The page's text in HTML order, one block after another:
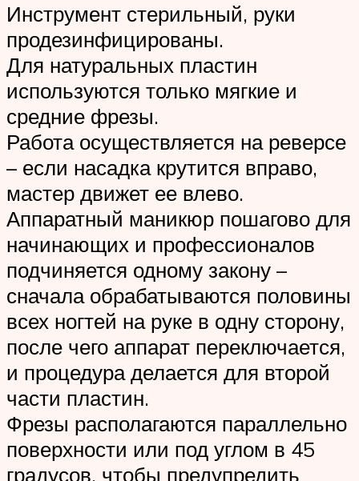
Инструмент стерильный, руки
продезинфицированы.
Для натуральных пластин
используются только мягкие и
средние фрезы.
Работа осуществляется на реверсе
– если насадка крутится вправо,
мастер движет ее влево.
Аппаратный маникюр пошагово для
начинающих и профессионалов
подчиняется одному закону –
сначала обрабатываются половины
всех ногтей на руке в одну сторону,
после чего аппарат переключается,
и процедура делается для второй
части пластин.
Фрезы располагаются параллельно
поверхности или под углом в 45
градусов, чтобы предупредить